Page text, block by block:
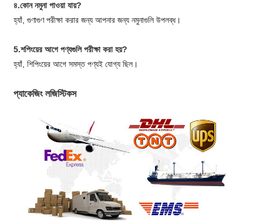
৪.কোন নমুনা পাওয়া যায়?
হ্যাঁ, গুণাগুণ পরীক্ষা করার জন্য আপনার জন্য নমুনাগুলি উপলব্ধ।
5.শপিংয়ের আগে পণ্যগুলি পরীক্ষা করা হয়?
হ্যাঁ, শিপিংয়ের আগে সমস্ত পণ্যই যোগ্য ছিল।
প্যাকেজিং লজিস্টিকস